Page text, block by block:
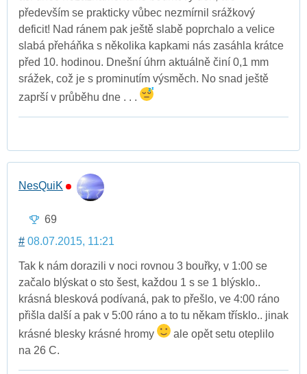
především se prakticky vůbec nezmírnil srážkový
deficit! Nad ránem pak ještě slabě poprchalo a velice
slabá přeháňka s několika kapkami nás zasáhla krátce
před 10. hodinou. Dnešní úhrn aktuálně činí 0,1 mm
srážek, což je s prominutím výsměch. No snad ještě
zaprší v průběhu dne . . .
NesQuiK
69
# 08.07.2015, 11:21
Tak k nám dorazili v noci rovnou 3 bouřky, v 1:00 se
začalo blýskat o sto šest, každou 1 s se 1 blýsklo..
krásná blesková podívaná, pak to přešlo, ve 4:00 ráno
přišla další a pak v 5:00 ráno a to tu někam třísklo.. jinak
krásné blesky krásné hromy
ale opět setu oteplilo
na 26 C.